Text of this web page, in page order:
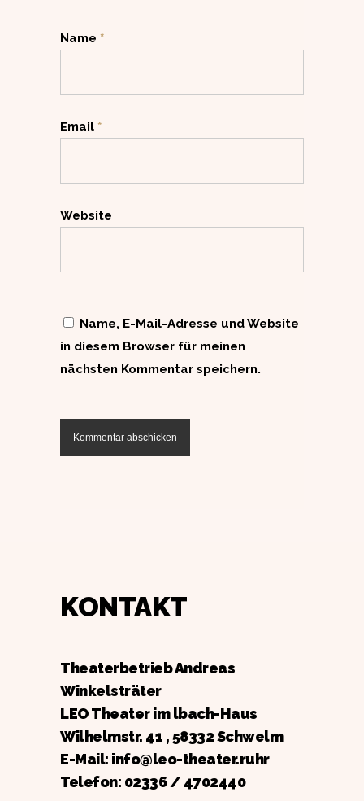
Name *
Email *
Website
Name, E-Mail-Adresse und Website
in diesem Browser für meinen
nächsten Kommentar speichern.
KONTAKT
Theaterbetrieb Andreas
Winkelsträter
LEO Theater im lbach-Haus
Wilhelmstr. 41 , 58332 Schwelm
E-Mail: info@leo-theater.ruhr
Telefon: 02336 / 4702440